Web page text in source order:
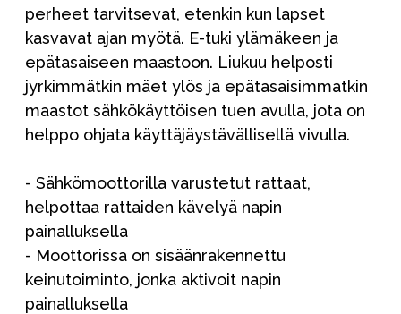
perheet tarvitsevat, etenkin kun lapset
kasvavat ajan myötä. E-tuki ylämäkeen ja
epätasaiseen maastoon. Liukuu helposti
jyrkimmätkin mäet ylös ja epätasaisimmatkin
maastot sähkökäyttöisen tuen avulla, jota on
helppo ohjata käyttäjäystävällisellä vivulla.
- Sähkömoottorilla varustetut rattaat,
helpottaa rattaiden kävelyä napin
painalluksella
- Moottorissa on sisäänrakennettu
keinutoiminto, jonka aktivoit napin
painalluksella